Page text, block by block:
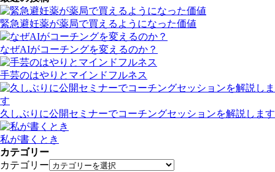
緊急避妊薬が薬局で買えるようになった価値
なぜAIがコーチングを変えるのか？
手芸のはやりとマインドフルネス
久しぶりに公開セミナーでコーチングセッションを解説します
私が書くとき
カテゴリー
カテゴリー